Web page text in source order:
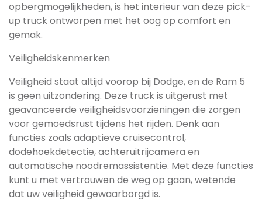
opbergmogelijkheden, is het interieur van deze pick-
up truck ontworpen met het oog op comfort en
gemak.
Veiligheidskenmerken
Veiligheid staat altijd voorop bij Dodge, en de Ram 5
is geen uitzondering. Deze truck is uitgerust met
geavanceerde veiligheidsvoorzieningen die zorgen
voor gemoedsrust tijdens het rijden. Denk aan
functies zoals adaptieve cruisecontrol,
dodehoekdetectie, achteruitrijcamera en
automatische noodremassistentie. Met deze functies
kunt u met vertrouwen de weg op gaan, wetende
dat uw veiligheid gewaarborgd is.